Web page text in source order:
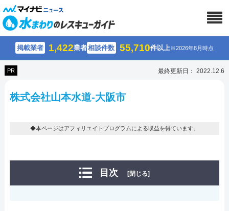
掲載業者 1,422業者相談件数 55,710件以上※2026年8月時点
PR 最終更新日： 2022.12.6
株式会社山本水道-大阪市
◆本ページはアフィリエイトプログラムによる収益を得ています。
目次 [閉じる]